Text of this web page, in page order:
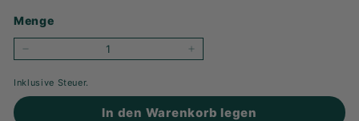
Menge
- +
Inklusive Steuer.
In den Warenkorb legen